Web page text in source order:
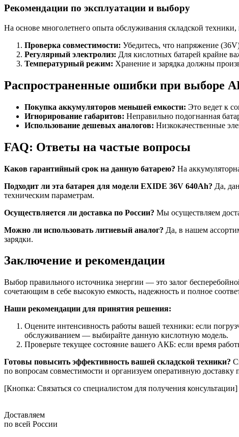
Рекомендации по эксплуатации и выбору
На основе многолетнего опыта обслуживания складской
Проверка совместимости: Убедитесь, что напряжение
Регулярный электролиз: Для кислотных батарей крайне
Температурный режим: Хранение и зарядка должны
Распространенные ошибки при выборе
Покупка аккумуляторов меньшей емкости: Это ведет к
Игнорирование габаритов: Неправильно подогнанная
Использование дешевых аналогов: Низкокачественные
FAQ: Ответы на частые вопросы
Каков гарантийный срок на данную батарею? На
Подходит ли эта батарея для модели EXIDE 36V 640Ah? Да,
техническим параметрам.
Осуществляется ли доставка по России? Мы осуществляем
Можно ли использовать литиевый аналог? Да, в нашем
зарядки.
Заключение и рекомендации
Выбор правильного источника энергии — это залог
сочетающим в себе высокую емкость, надежность и полное
Наши рекомендации для принятия решения:
Оцените интенсивность работы вашей техники: если
обслуживанием — выбирайте данную кислотную модель.
Проверьте текущее состояние вашего АКБ: если время
Готовы повысить эффективность вашей складской техники?
по вопросам совместимости и организуем оперативную доставку
[Кнопка: Связаться со специалистом для получения консультации]
Доставляем
по всей России